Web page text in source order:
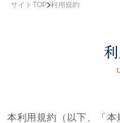
サイトTOP 利用規約
本利用規約（以下、「